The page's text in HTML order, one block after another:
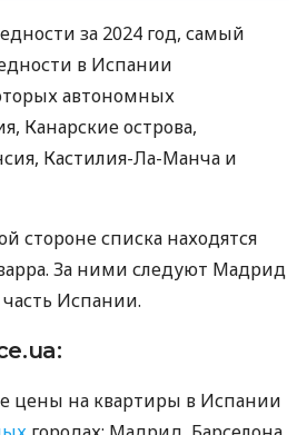
за 2024 год, самый
в Испании
автономных
Канарские острова,
Кастилия-Ла-Манча и
стороне списка находятся
За ними следуют Мадрид
Испании.
цены на квартиры в Испании